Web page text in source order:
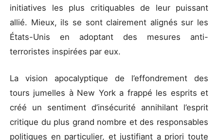
initiatives les plus critiquables de leur puissant
allié. Mieux, ils se sont clairement alignés sur les
États-Unis en adoptant des mesures anti-
terroristes inspirées par eux.
La vision apocalyptique de l’effondrement des
tours jumelles à New York a frappé les esprits et
créé un sentiment d’insécurité annihilant l’esprit
critique du plus grand nombre et des responsables
politiques en particulier, et justifiant a priori toute